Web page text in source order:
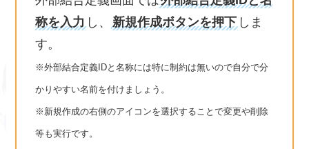
称を入力 し、 新規作成ボタンを押下 しま
す。
※外部結合定義IDと名称には特に制約は無いので自分で分
かりやすい名前を付けましょう。
※新規作成の右側のアイコンを選択することで変更や削除
等も実行です。